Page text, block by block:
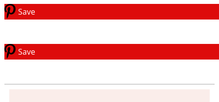
Save
Save